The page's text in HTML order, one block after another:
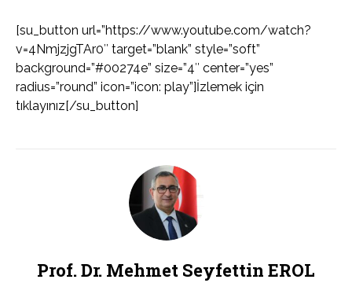
[su_button url=”https://www.youtube.com/watch?
v=4NmjzjgTAr0″ target=”blank” style=”soft”
background=”#00274e” size=”4″ center=”yes”
radius=”round” icon=”icon: play”]İzlemek için
tıklayınız[/su_button]
Prof. Dr. Mehmet Seyfettin EROL